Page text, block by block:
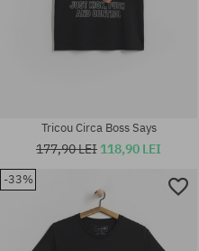
Mărimi existente:
S; M; XL
Tricou Circa Boss Says
177,90 LEI 118,90 LEI
-33%